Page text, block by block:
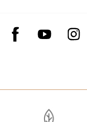
Facebook
YouTube